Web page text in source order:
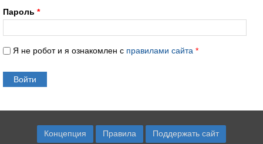
Пароль *
Я не робот и я ознакомлен с правилами сайта *
Концепция Правила Поддержать сайт